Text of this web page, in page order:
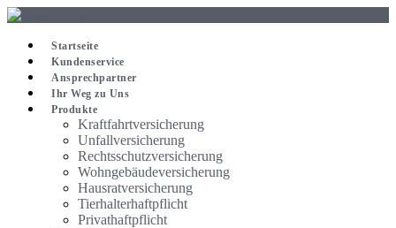
Zum
springenStartseite
Kundenservice
Ansprechpartner
Ihr Weg zu Uns
Produkte
Kraftfahrtversicherung
Unfallversicherung
Rechtsschutzversicherung
Wohngebäudeversicherung
Hausratversicherung
Tierhalterhaftpflicht
Privathaftpflicht